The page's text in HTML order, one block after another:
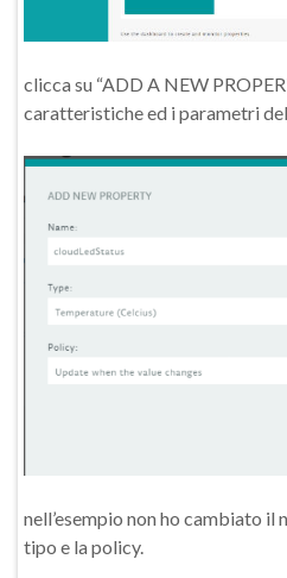
clicca su “ADD A NEW
caratteristiche ed i parametri
nell’esempio non ho cambiato il
tipo e la policy.